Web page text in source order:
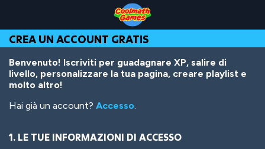
Top
of
Page
Navigation
Main
Content
Footer
contenuto
principale
CREA UN ACCOUNT GRATIS
Benvenuto! Iscriviti per guadagnare XP, salire di
livello, personalizzare la tua pagina, creare playlist e
molto altro!
Hai già un account? Accesso.
1. LE TUE INFORMAZIONI DI ACCESSO